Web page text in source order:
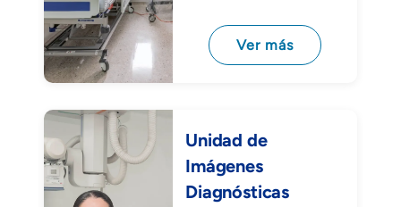
Ver más
Unidad de
Imágenes
Diagnósticas